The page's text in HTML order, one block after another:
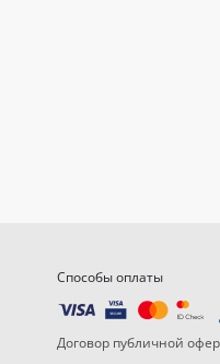
Способы оплаты
Договор публичной